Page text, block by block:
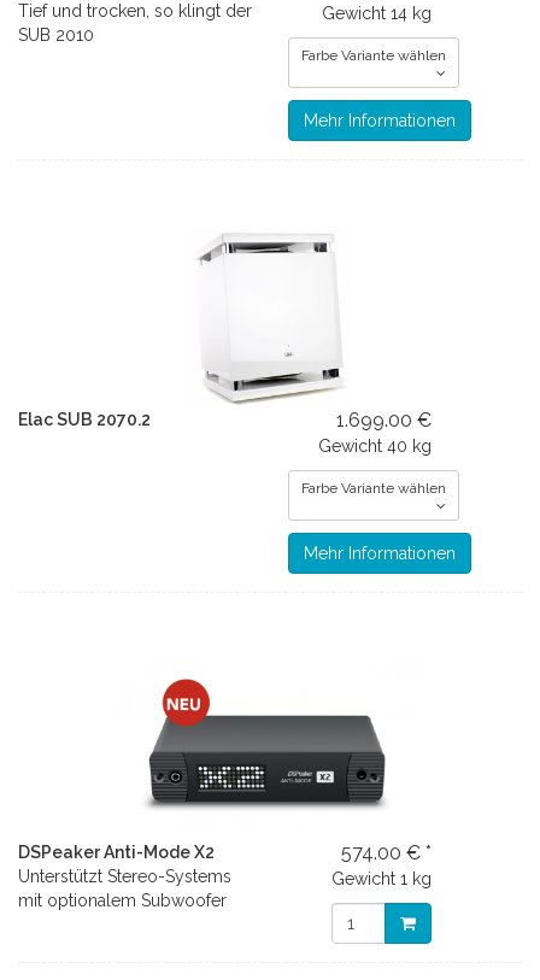
Tief und trocken, so klingt der
SUB 2010
Gewicht 14 kg
Farbe Variante wählen
Mehr Informationen
Elac SUB 2070.2 1.699.00 €
Gewicht 40 kg
Farbe Variante wählen
Mehr Informationen
DSPeaker Anti-Mode X2
Unterstützt Stereo-Systems
mit optionalem Subwoofer
574.00 € *
Gewicht 1 kg